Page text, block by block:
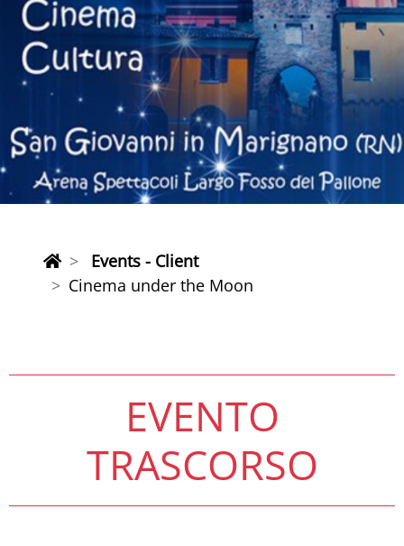
Events - Client
Cinema under the Moon
EVENTO
TRASCORSO